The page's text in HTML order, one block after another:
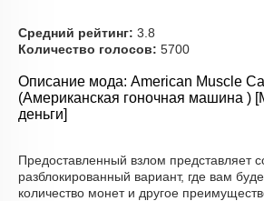
Средний рейтинг: 3.8
Количество голосов: 5700
Описание мода: American Muscle
(Американская гоночная машина )
деньги]
Предоставленный взлом представляет
разблокированный вариант, где вам
количество монет и другое